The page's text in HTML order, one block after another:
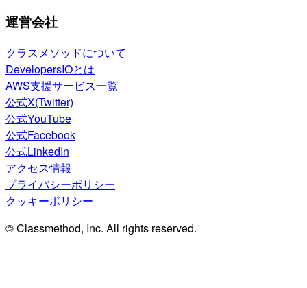
運営会社
クラスメソッドについて
DevelopersIOとは
AWS支援サービス一覧
公式X(Twitter)
公式YouTube
公式Facebook
公式LinkedIn
アクセス情報
プライバシーポリシー
クッキーポリシー
© Classmethod, Inc. All rights reserved.